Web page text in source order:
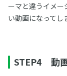
ーマと違うイメー
い動画になってし
STEP4 動